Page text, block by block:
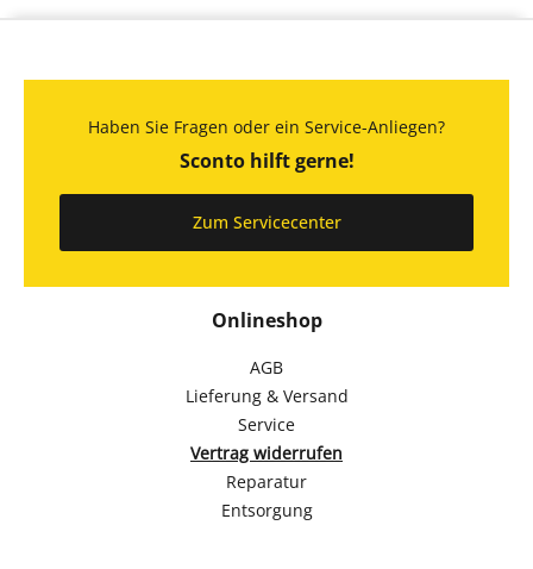
Onlineshop
AGB
Lieferung & Versand
Service
Vertrag widerrufen
Reparatur
Entsorgung
Haben Sie Fragen oder ein Service-Anliegen?
Sconto hilft gerne!
Zum Servicecenter